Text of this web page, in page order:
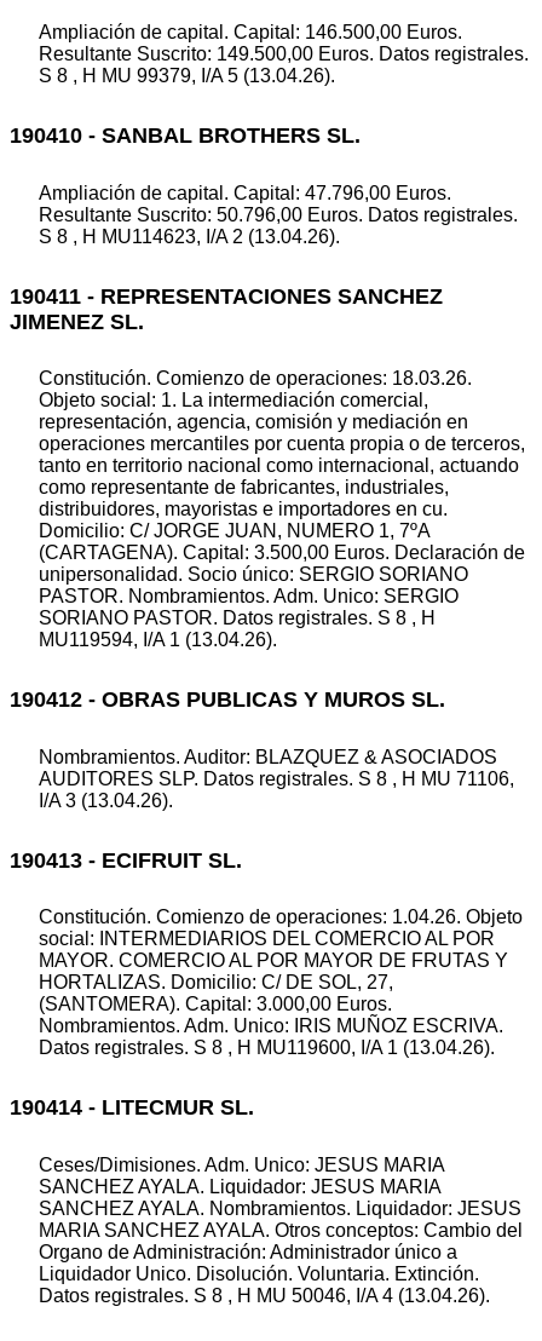
Ampliación de capital. Capital: 146.500,00 Euros.
Resultante Suscrito: 149.500,00 Euros. Datos registrales.
S 8 , H MU 99379, I/A 5 (13.04.26).
190410 - SANBAL BROTHERS SL.
Ampliación de capital. Capital: 47.796,00 Euros.
Resultante Suscrito: 50.796,00 Euros. Datos registrales.
S 8 , H MU114623, I/A 2 (13.04.26).
190411 - REPRESENTACIONES SANCHEZ
JIMENEZ SL.
Constitución. Comienzo de operaciones: 18.03.26.
Objeto social: 1. La intermediación comercial,
representación, agencia, comisión y mediación en
operaciones mercantiles por cuenta propia o de terceros,
tanto en territorio nacional como internacional, actuando
como representante de fabricantes, industriales,
distribuidores, mayoristas e importadores en cu.
Domicilio: C/ JORGE JUAN, NUMERO 1, 7ºA
(CARTAGENA). Capital: 3.500,00 Euros. Declaración de
unipersonalidad. Socio único: SERGIO SORIANO
PASTOR. Nombramientos. Adm. Unico: SERGIO
SORIANO PASTOR. Datos registrales. S 8 , H
MU119594, I/A 1 (13.04.26).
190412 - OBRAS PUBLICAS Y MUROS SL.
Nombramientos. Auditor: BLAZQUEZ & ASOCIADOS
AUDITORES SLP. Datos registrales. S 8 , H MU 71106,
I/A 3 (13.04.26).
190413 - ECIFRUIT SL.
Constitución. Comienzo de operaciones: 1.04.26. Objeto
social: INTERMEDIARIOS DEL COMERCIO AL POR
MAYOR. COMERCIO AL POR MAYOR DE FRUTAS Y
HORTALIZAS. Domicilio: C/ DE SOL, 27,
(SANTOMERA). Capital: 3.000,00 Euros.
Nombramientos. Adm. Unico: IRIS MUÑOZ ESCRIVA.
Datos registrales. S 8 , H MU119600, I/A 1 (13.04.26).
190414 - LITECMUR SL.
Ceses/Dimisiones. Adm. Unico: JESUS MARIA
SANCHEZ AYALA. Liquidador: JESUS MARIA
SANCHEZ AYALA. Nombramientos. Liquidador: JESUS
MARIA SANCHEZ AYALA. Otros conceptos: Cambio del
Organo de Administración: Administrador único a
Liquidador Unico. Disolución. Voluntaria. Extinción.
Datos registrales. S 8 , H MU 50046, I/A 4 (13.04.26).